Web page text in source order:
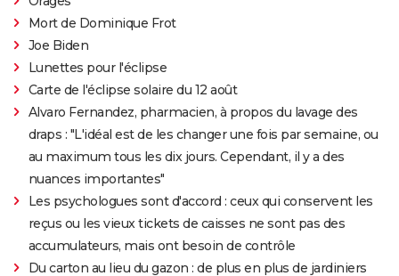
Mort de Dominique Frot
Joe Biden
Lunettes pour l'éclipse
Carte de l'éclipse solaire du 12 août
Alvaro Fernandez, pharmacien, à propos du lavage des
draps : "L'idéal est de les changer une fois par semaine, ou
au maximum tous les dix jours. Cependant, il y a des
nuances importantes"
Les psychologues sont d'accord : ceux qui conservent les
reçus ou les vieux tickets de caisses ne sont pas des
accumulateurs, mais ont besoin de contrôle
Du carton au lieu du gazon : de plus en plus de jardiniers